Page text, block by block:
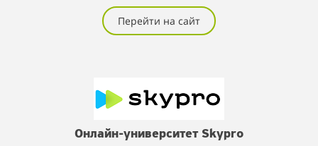
Перейти на сайт
Онлайн-университет Skypro